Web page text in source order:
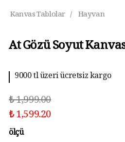
Kanvas Tablolar / Hayvan
At Gözü Soyut
9000 tl üzeri ücretsiz kargo
₺ 1,999.00
₺ 1,599.20
ölçü